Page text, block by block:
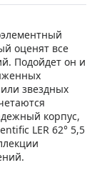
оценят все
Подойдет он и
звездных
корпус,
LER 62° 5,5